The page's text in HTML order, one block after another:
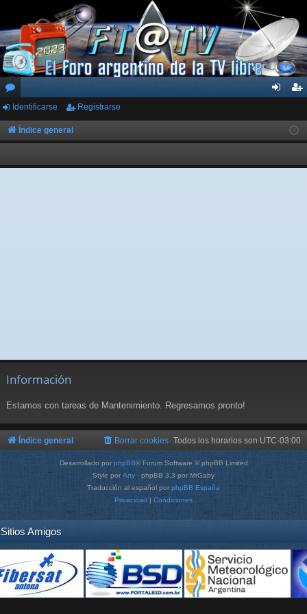
or
os
ar
ist
rs
Identificarse Registrarse
Índice general
Información
Estamos con tareas de Mantenimiento. Regresamos pronto!
Índice general Todos los horarios son UTC-03:00
Borrar cookies
Desarrollado por phpBB® Forum Software © phpBB Limited
Style por Arty - phpBB 3.3 por MrGaby
Traducción al español por phpBB España
Privacidad | Condiciones
Sitios Amigos